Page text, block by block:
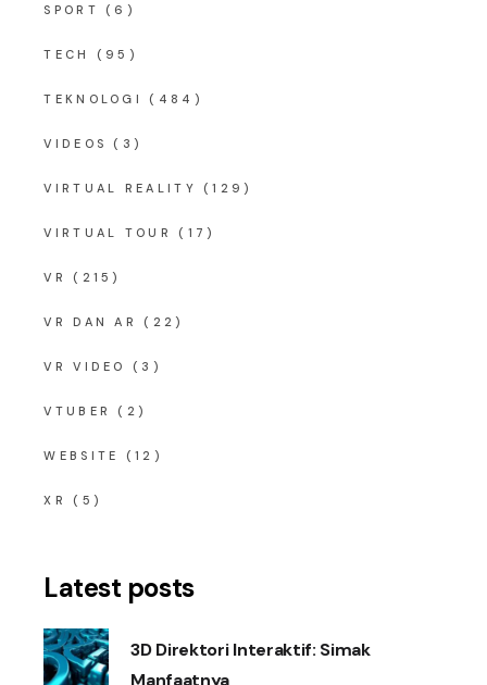
SPORT (6)
TECH (95)
TEKNOLOGI (484)
VIDEOS (3)
VIRTUAL REALITY (129)
VIRTUAL TOUR (17)
VR (215)
VR DAN AR (22)
VR VIDEO (3)
VTUBER (2)
WEBSITE (12)
XR (5)
Latest posts
3D Direktori Interaktif: Simak
Manfaatnya